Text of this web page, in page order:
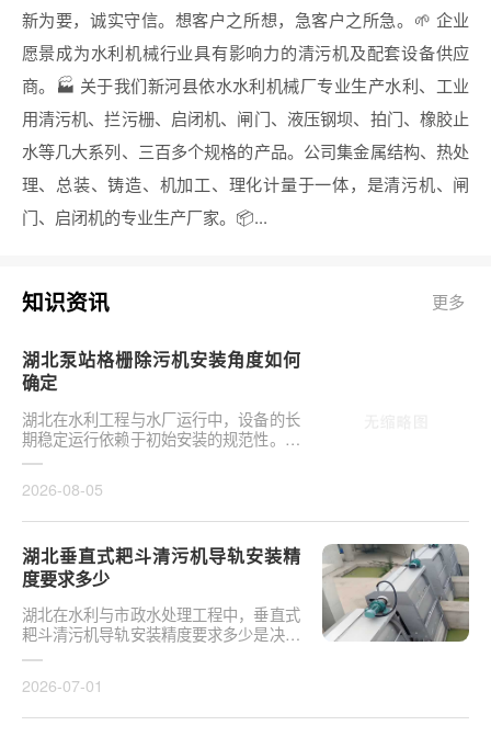
新为要，诚实守信。想客户之所想，急客户之所急。🌱 企业
愿景成为水利机械行业具有影响力的清污机及配套设备供应
商。🏭 关于我们新河县依水水利机械厂专业生产水利、工业
用清污机、拦污栅、启闭机、闸门、液压钢坝、拍门、橡胶止
水等几大系列、三百多个规格的产品。公司集金属结构、热处
理、总装、铸造、机加工、理化计量于一体，是清污机、闸
门、启闭机的专业生产厂家。📦...
知识资讯 更多
湖北泵站格栅除污机安装角度如何
确定
湖北在水利工程与水厂运行中，设备的长
期稳定运行依赖于初始安装的规范性。对
于泵站核心拦污设备而言，其倾斜度直接
2026-08-05
湖北垂直式耙斗清污机导轨安装精
度要求多少
湖北在水利与市政水处理工程中，垂直式
耙斗清污机导轨安装精度要求多少是决定
设备运行平稳性的核心**。导轨作为耙斗
2026-07-01